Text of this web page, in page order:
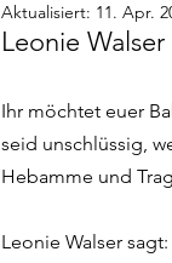
Aktualisiert: 11. Apr.
Leonie
Ihr möchtet euer
seid unschlüssig,
Hebamme und
Leonie Walser sagt: